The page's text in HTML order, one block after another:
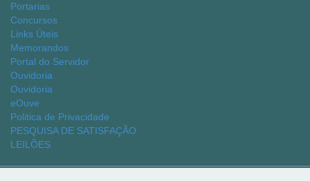
Portarias
Concursos
Links Úteis
Memorandos
Portal do Servidor
Ouvidoria
Ouvidoria
eOuve
Politica de Privacidade
PESQUISA DE SATISFAÇÃO
LEILÕES